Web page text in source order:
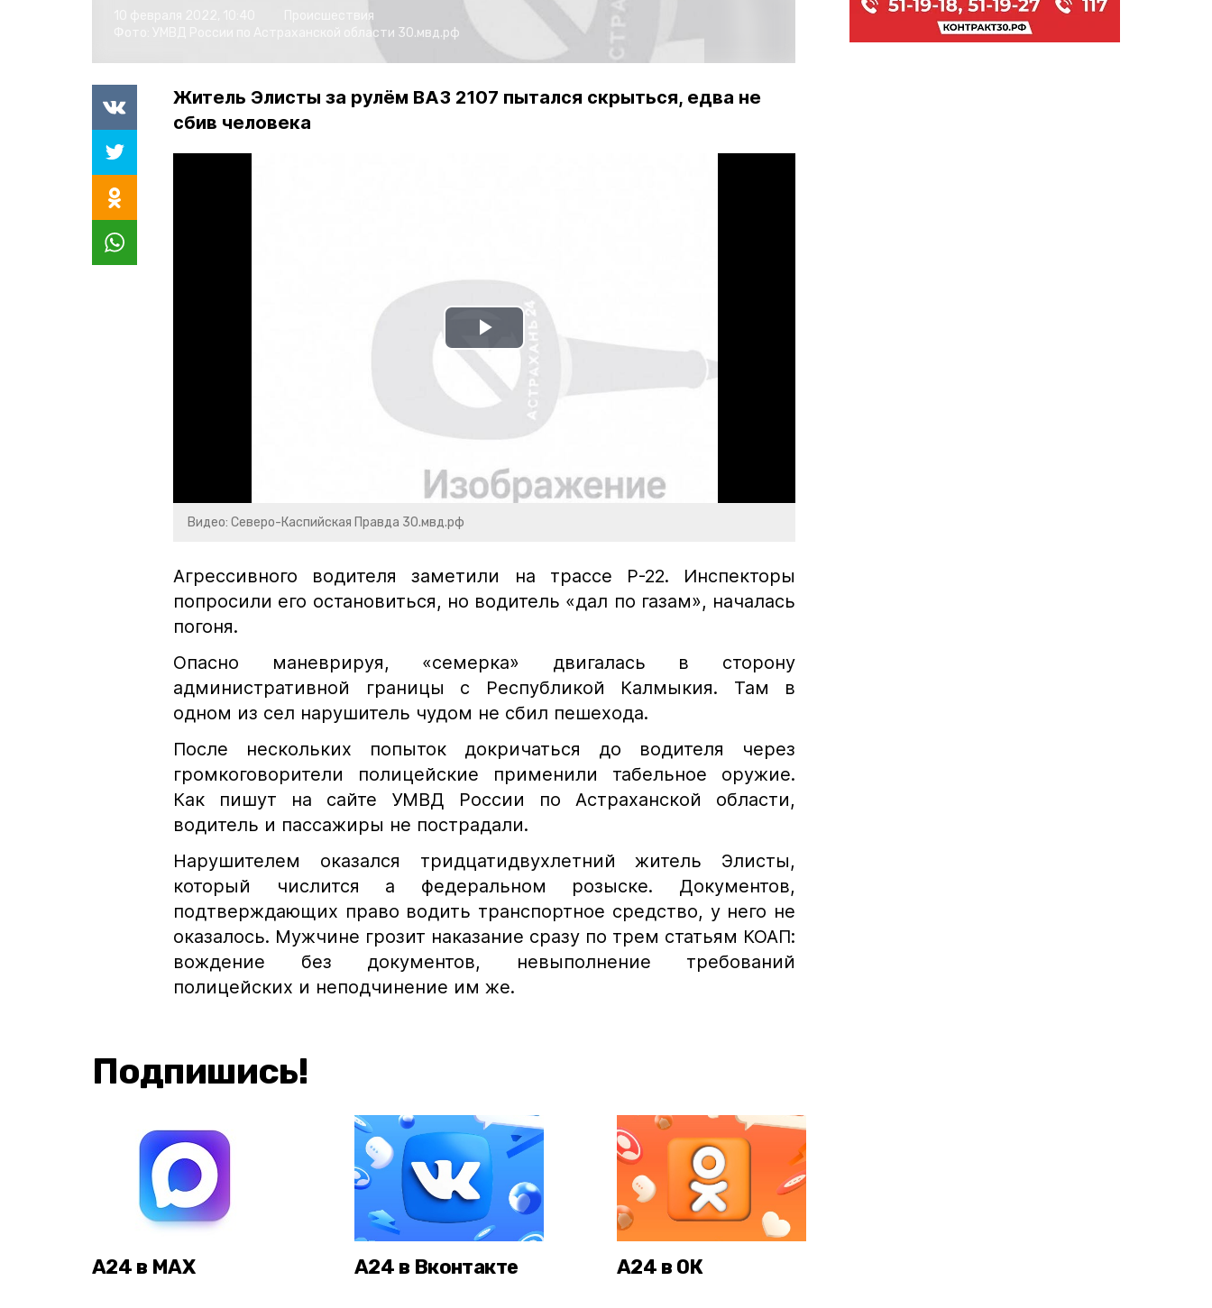
Происшествия
УМВД России по Астраханской области 30.мвд.рф
Житель Элисты за рулём ВАЗ 2107 пытался скрыться, едва не
сбив человека
Play
Video
Видео: Северо-Каспийская Правда 30.мвд.рф
Агрессивного водителя заметили на трассе Р-22. Инспекторы
попросили его остановиться, но водитель «дал по газам», началась
погоня.
Опасно маневрируя, «семерка» двигалась в сторону
административной границы с Республикой Калмыкия. Там в
одном из сел нарушитель чудом не сбил пешехода.
После нескольких попыток докричаться до водителя через
громкоговорители полицейские применили табельное оружие.
Как пишут на сайте УМВД России по Астраханской области,
водитель и пассажиры не пострадали.
Нарушителем оказался тридцатидвухлетний житель Элисты,
который числится а федеральном розыске. Документов,
подтверждающих право водить транспортное средство, у него не
оказалось. Мужчине грозит наказание сразу по трем статьям КОАП:
вождение без документов, невыполнение требований
полицейских и неподчинение им же.
Подпишись!
А24 в MAX А24 в Вконтакте А24 в ОК